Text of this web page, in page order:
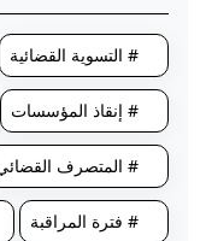
# التسوية القضائية
# إنقاذ المؤسسات
# المتصرف
# فترة المراقبة